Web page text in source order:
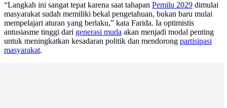
“Langkah ini sangat tepat karena saat tahapan Pemilu 2029 dimulai
masyarakat sudah memiliki bekal pengetahuan, bukan baru mulai
mempelajari aturan yang berlaku,” kata Farida. Ia optimistis
antusiasme tinggi dari generasi muda akan menjadi modal penting
untuk meningkatkan kesadaran politik dan mendorong partisipasi
masyarakat.